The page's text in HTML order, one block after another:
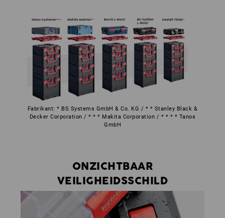
Fabrikant: * BS Systems GmbH & Co. KG / * * Stanley Black &
Decker Corporation / * * * Makita Corporation / * * * * Tanos
GmbH
ONZICHTBAAR
VEILIGHEIDSSCHILD